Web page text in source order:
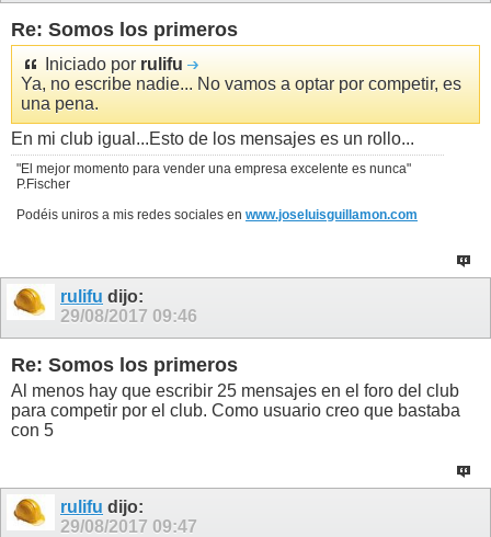
Re: Somos los primeros
Iniciado por rulifu
Ya, no escribe nadie... No vamos a optar por competir, es
una pena.
En mi club igual...Esto de los mensajes es un rollo...
"El mejor momento para vender una empresa excelente es nunca"
P.Fischer
Podéis uniros a mis redes sociales en www.joseluisguillamon.com
rulifu dijo:
29/08/2017 09:46
Re: Somos los primeros
Al menos hay que escribir 25 mensajes en el foro del club
para competir por el club. Como usuario creo que bastaba
con 5
rulifu dijo:
29/08/2017 09:47